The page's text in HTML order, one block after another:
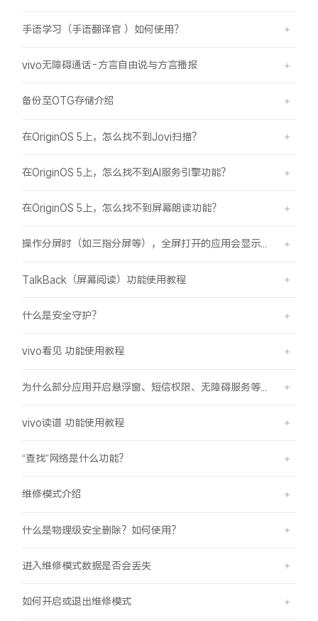
手语学习（手语翻译官 ）如何使用？
vivo无障碍通话-方言自由说与方言播报
备份至OTG存储介绍
在OriginOS 5上，怎么找不到Jovi扫描？
在OriginOS 5上，怎么找不到AI服务引擎功能？
在OriginOS 5上，怎么找不到屏幕朗读功能？
操作分屏时（如三指分屏等），全屏打开的应用会显示在屏幕顶部，之前是分半屏
TalkBack（屏幕阅读）功能使用教程
什么是安全守护？
vivo看见 功能使用教程
vivo读谱 功能使用教程
“查找”网络是什么功能？
维修模式介绍
什么是物理级安全删除？如何使用？
进入维修模式数据是否会丢失
如何开启或退出维修模式